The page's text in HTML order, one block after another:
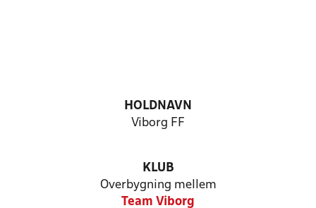
HOLDNAVN
Viborg FF
KLUB
Overbygning mellem
Team Viborg